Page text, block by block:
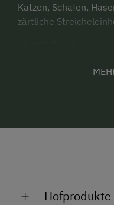
Katzen, Schafen,
zärtliche
die Gondelbahnen
unter:
Infos zur Anreise
Hofprodukte